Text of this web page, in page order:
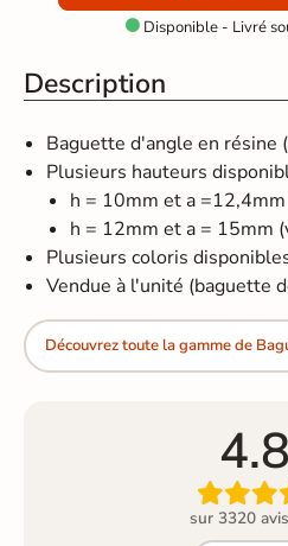
Disponible - Livré
Description
Baguette d'angle en résine
Plusieurs hauteurs
h = 10mm et a
h = 12mm et a = 15mm
Plusieurs coloris
Vendue à l'unité (baguette
Découvrez toute la gamme de
sur 3320